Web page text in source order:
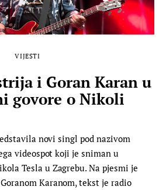
VIJESTI
i Goran Karan u
govore o Nikoli
novi singl pod nazivom
videospot koji je sniman u
Tesla u Zagrebu. Na pjesmi je
Karanom, tekst je radio